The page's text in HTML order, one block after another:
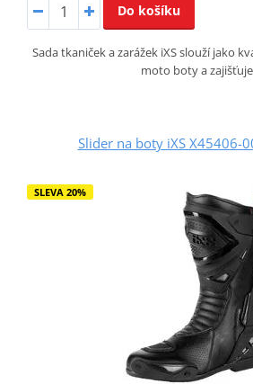
Do košíku
Sada tkaniček a zarážek iXS slouží jako
moto boty a
Slider na boty iXS X45406-
SLEVA 20%